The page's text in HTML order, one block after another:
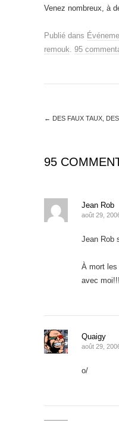
Venez nombreux, à
Publié dans
remouk 95
← DES FAUX TAUX,
95
Jean Rob
août 29,
Jean Rob
À mort les
avec moi!!!
Quaigy
août 29,
o/